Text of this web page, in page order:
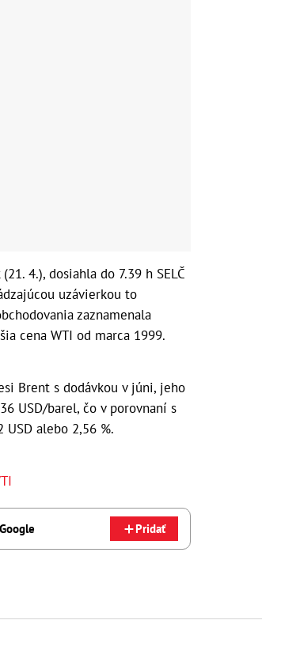
4.), dosiahla do 7.39 h SELČ
uzávierkou to
zaznamenala
cena WTI od marca 1999.
Brent s dodávkou v júni, jeho
USD/barel, čo v porovnaní s
alebo 2,56 %.
Pridať